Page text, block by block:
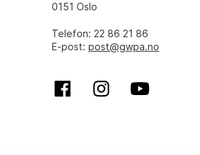
0151 Oslo
Telefon: 22 86 21 86
E-post: post@gwpa.no